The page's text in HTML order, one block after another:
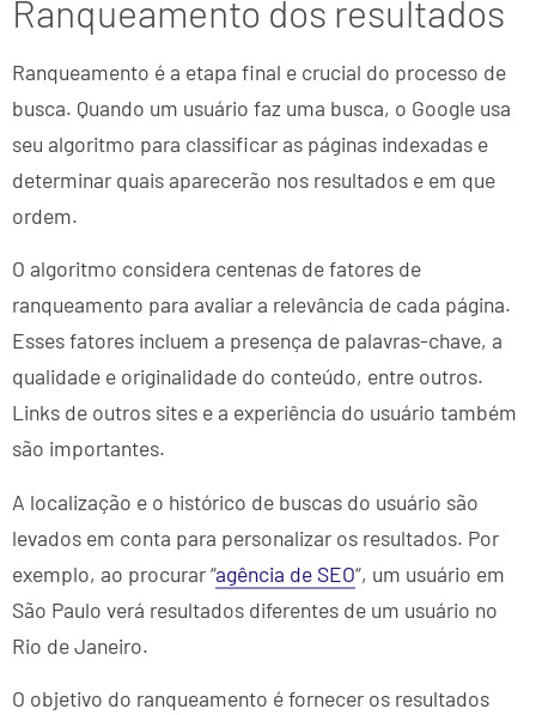
Ranqueamento dos resultados
Ranqueamento é a etapa final e crucial do processo de
busca. Quando um usuário faz uma busca, o Google usa
seu algoritmo para classificar as páginas indexadas e
determinar quais aparecerão nos resultados e em que
ordem.
O algoritmo considera centenas de fatores de
ranqueamento para avaliar a relevância de cada página.
Esses fatores incluem a presença de palavras-chave, a
qualidade e originalidade do conteúdo, entre outros.
Links de outros sites e a experiência do usuário também
são importantes.
A localização e o histórico de buscas do usuário são
levados em conta para personalizar os resultados. Por
exemplo, ao procurar “agência de SEO“, um usuário em
São Paulo verá resultados diferentes de um usuário no
Rio de Janeiro.
O objetivo do ranqueamento é fornecer os resultados